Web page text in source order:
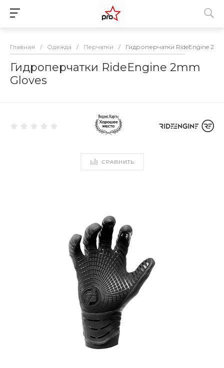
Главная / Одежда / Перчатки / Гидроперчатки RideEngine
Гидроперчатки RideEngine 2mm
Gloves
СРАВНИТЬ